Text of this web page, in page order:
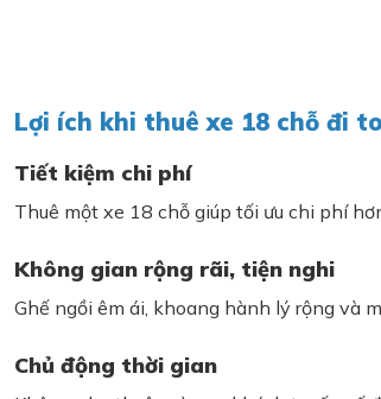
Lợi ích khi thuê xe 18 chỗ đi
Tiết kiệm chi phí
Thuê một xe 18 chỗ giúp tối ưu chi phí
Không gian rộng rãi, tiện nghi
Ghế ngồi êm ái, khoang hành lý rộng và
Chủ động thời gian